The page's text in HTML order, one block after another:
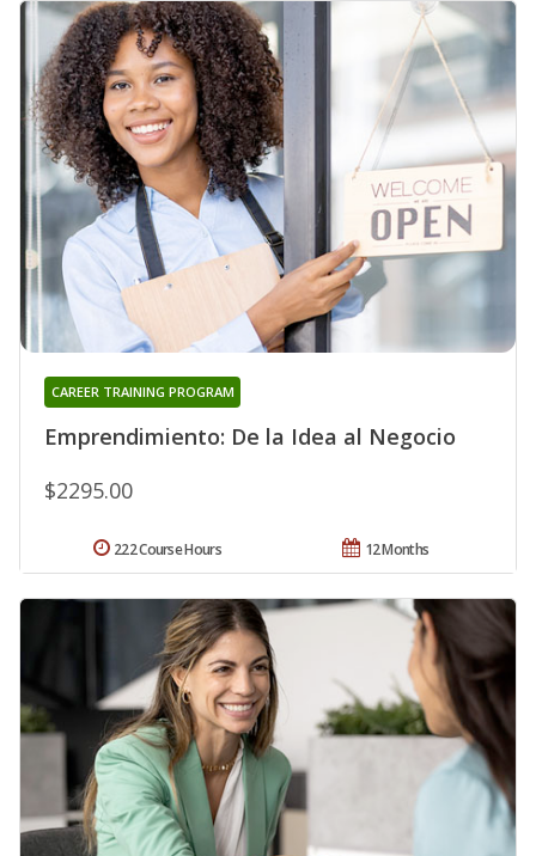
Emprendimiento: De la Idea al Negocio
CAREER TRAINING PROGRAM
$2295.00
12 Months
222 Course Hours